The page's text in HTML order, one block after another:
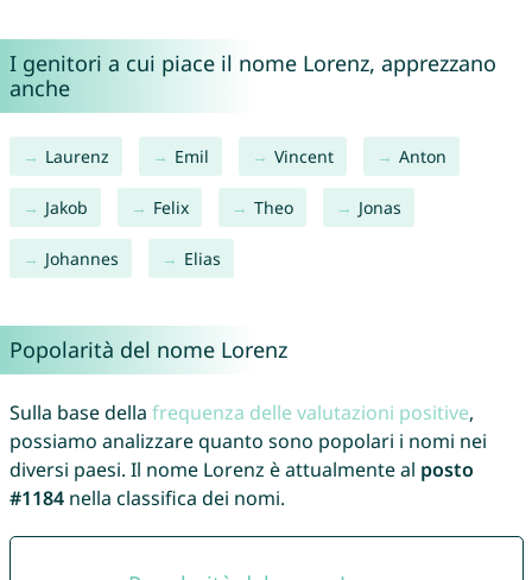
I genitori a cui piace il nome Lorenz, apprezzano
anche
Laurenz Emil Vincent Anton
Jakob Felix Theo Jonas
Johannes Elias
Popolarità del nome Lorenz
Sulla base della frequenza delle valutazioni positive,
possiamo analizzare quanto sono popolari i nomi nei
diversi paesi. Il nome Lorenz è attualmente al posto
#1184nella classifica dei nomi.